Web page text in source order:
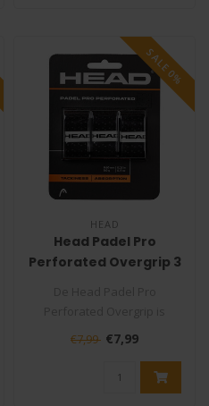
SALE 0%
HEAD
Head Padel Pro
Perforated Overgrip 3
ontworpen om spelers een
betere grip en..
€7,99 €7,99